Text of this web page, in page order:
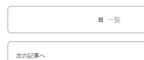
次の記事へ